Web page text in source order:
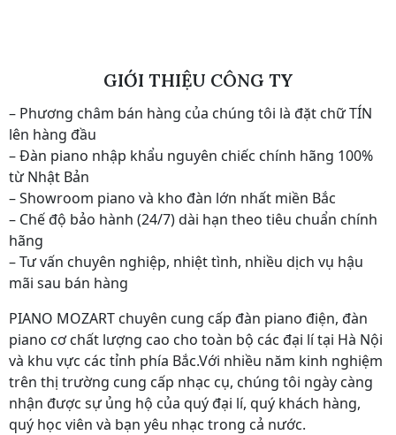
GIỚI THIỆU CÔNG TY
– Phương châm bán hàng của chúng tôi là đặt chữ TÍN
lên hàng đầu
– Đàn piano nhập khẩu nguyên chiếc chính hãng 100%
từ Nhật Bản
– Showroom piano và kho đàn lớn nhất miền Bắc
– Chế độ bảo hành (24/7) dài hạn theo tiêu chuẩn chính
hãng
– Tư vấn chuyên nghiệp, nhiệt tình, nhiều dịch vụ hậu
mãi sau bán hàng
PIANO MOZART chuyên cung cấp đàn piano điện, đàn
piano cơ chất lượng cao cho toàn bộ các đại lí tại Hà Nội
và khu vực các tỉnh phía Bắc.Với nhiều năm kinh nghiệm
trên thị trường cung cấp nhạc cụ, chúng tôi ngày càng
nhận được sự ủng hộ của quý đại lí, quý khách hàng,
quý học viên và bạn yêu nhạc trong cả nước.